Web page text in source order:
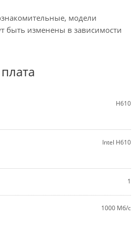
модели
быть изменены в зависимости
H610
Intel H610
1
1000 Мб/с